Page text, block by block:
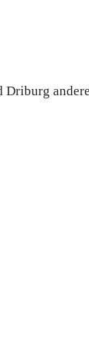
Driburg